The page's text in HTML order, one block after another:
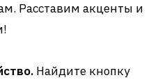
Расставим акценты и
Найдите кнопку